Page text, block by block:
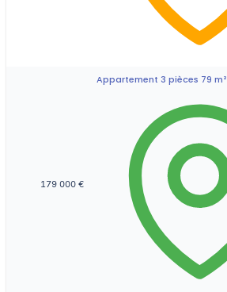
179 000 €
Appartement 3 pièces 79 m²